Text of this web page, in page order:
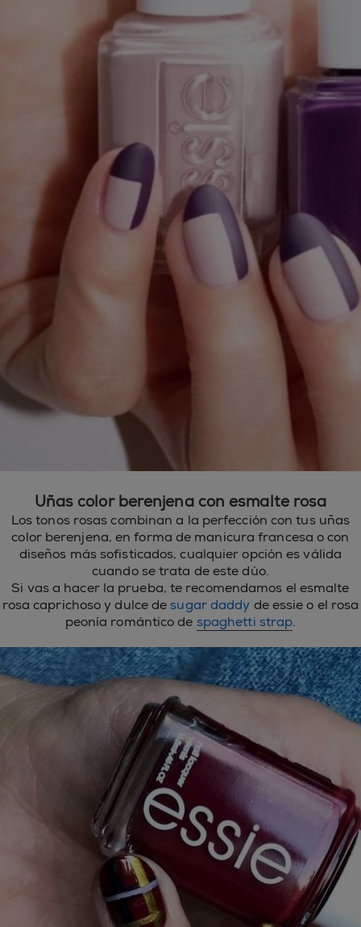
Uñas color berenjena con esmalte rosa
Los tonos rosas combinan a la perfección con tus uñas
color berenjena, en forma de manicura francesa o con
diseños más sofisticados, cualquier opción es válida
cuando se trata de este dúo.
Si vas a hacer la prueba, te recomendamos el esmalte
rosa caprichoso y dulce desugar daddy de essie o el rosa
peonía romántico de spaghetti strap.